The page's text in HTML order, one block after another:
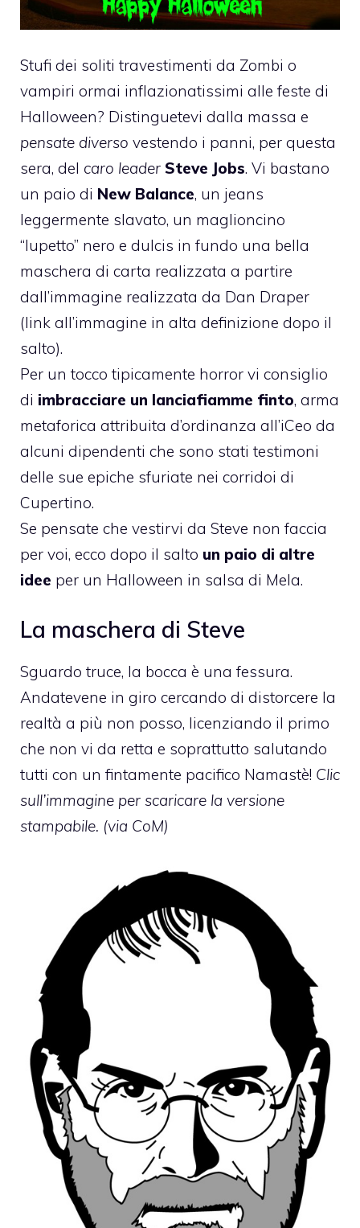
Stufi dei soliti travestimenti da Zombi o
vampiri ormai inflazionatissimi alle feste di
Halloween? Distinguetevi dalla massa e
pensate diverso vestendo i panni, per questa
sera, del caro leader Steve Jobs. Vi bastano
un paio di New Balance, un jeans
leggermente slavato, un maglioncino
“lupetto” nero e dulcis in fundo una bella
maschera di carta realizzata a partire
dall’immagine realizzata da Dan Draper
(link all’immagine in alta definizione dopo il
salto).
Per un tocco tipicamente horror vi consiglio
di imbracciare un lanciafiamme finto, arma
metaforica attribuita d’ordinanza all’iCeo da
alcuni dipendenti che sono stati testimoni
delle sue epiche sfuriate nei corridoi di
Cupertino.
Se pensate che vestirvi da Steve non faccia
per voi, ecco dopo il salto un paio di altre
idee per un Halloween in salsa di Mela.
La maschera di Steve
Sguardo truce, la bocca è una fessura.
Andatevene in giro cercando di distorcere la
realtà a più non posso, licenziando il primo
che non vi da retta e soprattutto salutando
tutti con un fintamente pacifico Namastè! Clic
sull’immagine per scaricare la versione
stampabile. (via CoM)